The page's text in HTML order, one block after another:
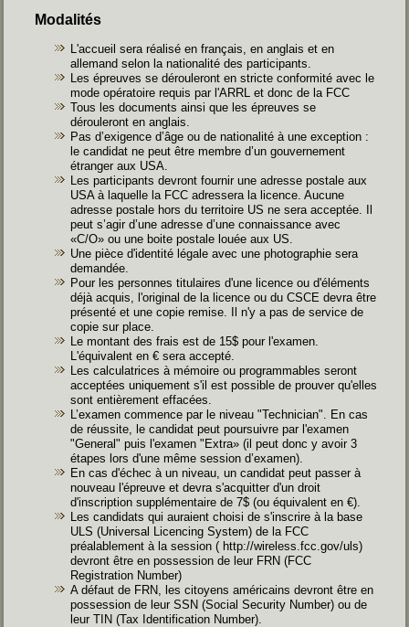
Modalités
L'accueil sera réalisé en français, en anglais et en
allemand selon la nationalité des participants.
Les épreuves se dérouleront en stricte conformité avec le
mode opératoire requis par l'ARRL et donc de la FCC
Tous les documents ainsi que les épreuves se
dérouleront en anglais.
Pas d’exigence d’âge ou de nationalité à une exception :
le candidat ne peut être membre d’un gouvernement
étranger aux USA.
Les participants devront fournir une adresse postale aux
USA à laquelle la FCC adressera la licence. Aucune
adresse postale hors du territoire US ne sera acceptée. Il
peut s’agir d’une adresse d’une connaissance avec
«C/O» ou une boite postale louée aux US.
Une pièce d'identité légale avec une photographie sera
demandée.
Pour les personnes titulaires d'une licence ou d'éléments
déjà acquis, l'original de la licence ou du CSCE devra être
présenté et une copie remise. Il n'y a pas de service de
copie sur place.
Le montant des frais est de 15$ pour l'examen.
L'équivalent en € sera accepté.
Les calculatrices à mémoire ou programmables seront
acceptées uniquement s'il est possible de prouver qu'elles
sont entièrement effacées.
L’examen commence par le niveau "Technician". En cas
de réussite, le candidat peut poursuivre par l'examen
"General" puis l'examen "Extra» (il peut donc y avoir 3
étapes lors d'une même session d’examen).
En cas d'échec à un niveau, un candidat peut passer à
nouveau l'épreuve et devra s'acquitter d'un droit
d'inscription supplémentaire de 7$ (ou équivalent en €).
Les candidats qui auraient choisi de s'inscrire à la base
ULS (Universal Licencing System) de la FCC
préalablement à la session ( http://wireless.fcc.gov/uls)
devront être en possession de leur FRN (FCC
Registration Number)
A défaut de FRN, les citoyens américains devront être en
possession de leur SSN (Social Security Number) ou de
leur TIN (Tax Identification Number).